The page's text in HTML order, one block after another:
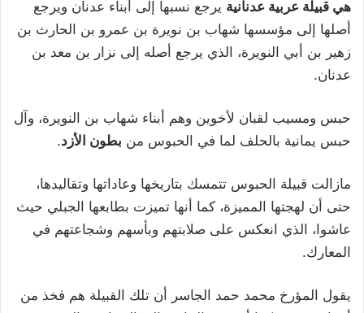
هي قبيلة عربية عدنانية يرجع نسبها إلى أبناء عدنان ويرجع
أصلها إلى مؤسسها شهاب بن نويرة بن عمرو بن الحارث بن
زهير بن أبي النويرة، الذي يرجع أصله إلى نزار بن معد بن
عدنان.
حبس ومسيب لقبان لأخوين وهم أبناء شهاب بن النويرة، وآل
حبس يمانية بالحلف لما في الحبوس من بطون الأزد.
مازالت قبيلة الحبوس تتمسك بتاريخها وعاداتها وتقاليدها،
حتى أن لهجتها المميزة، كما أنها تميزت بطابعها الجبلي حيث
عاشوا، الذي انعكس على صلابتهم وبأسهم وشجاعتهم في
المعارك.
يقول المؤرخ محمد حمد الجاسر أن تلك القبيلة هم فخذ من